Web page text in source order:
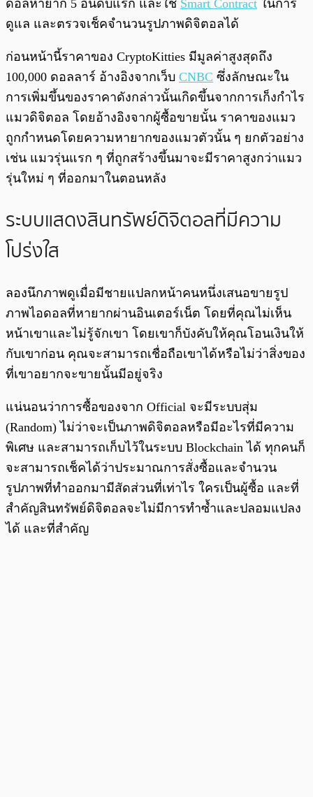
ดอลหายาก 5 อันดับแรก และใช้ Smart Contract ในการ
ดูแล และตรวจเช็คจำนวนรูปภาพดิจิตอลได้
ก่อนหน้านี้ราคาของ CryptoKitties มีมูลค่าสูงสุดถึง
100,000 ดอลลาร์ อ้างอิงจากเว็บ CNBC ซึ่งลักษณะใน
การเพิ่มขึ้นของราคาดังกล่าวนั้นเกิดขึ้นจากการเก็งกำไร
แมวดิจิตอล โดยอ้างอิงจากผู้ซื้อขายนั้น ราคาของแมว
ถูกกำหนดโดยความหายากของแมวตัวนั้น ๆ ยกตัวอย่าง
เช่น แมวรุ่นแรก ๆ ที่ถูกสร้างขึ้นมาจะมีราคาสูงกว่าแมว
รุ่นใหม่ ๆ ที่ออกมาในตอนหลัง
ระบบแสดงสินทรัพย์ดิจิตอลที่มีความ
โปร่งใส
ลองนึกภาพดูเมื่อมีชายแปลกหน้าคนหนึ่งเสนอขายรูป
ภาพไอดอลที่หายากผ่านอินเตอร์เน็ต โดยที่คุณไม่เห็น
หน้าเขาและไม่รู้จักเขา โดยเขาก็บังคับให้คุณโอนเงินให้
กับเขาก่อน คุณจะสามารถเชื่อถือเขาได้หรือไม่ว่าสิ่งของ
ที่เขาอยากจะขายนั้นมีอยู่จริง
แน่นอนว่าการซื้อของจาก Official จะมีระบบสุ่ม
(Random) ไม่ว่าจะเป็นภาพดิจิตอลหรือมีอะไรที่มีความ
พิเศษ และสามารถเก็บไว้ในระบบ Blockchain ได้ ทุกคนก็
จะสามารถเช็คได้ว่าประมาณการสั่งซื้อและจำนวน
รูปภาพที่ทำออกมามีสัดส่วนที่เท่าไร ใครเป็นผู้ซื้อ และที่
สำคัญสินทรัพย์ดิจิตอลจะไม่มีการทำซ้ำและปลอมแปลง
ได้ และที่สำคัญ